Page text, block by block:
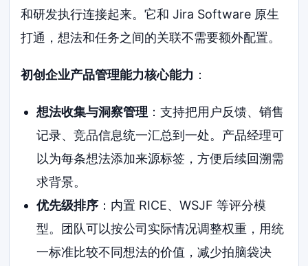
和研发执行连接起来。它和 Jira Software 原生
打通，想法和任务之间的关联不需要额外配置。
初创企业产品管理能力核心能力 ：
想法收集与洞察管理 ：支持把用户反馈、销售
记录、竞品信息统一汇总到一处。产品经理可
以为每条想法添加来源标签，方便后续回溯需
求背景。
优先级排序：内置 RICE、WSJF 等评分模
型。团队可以按公司实际情况调整权重，用统
一标准比较不同想法的价值，减少拍脑袋决